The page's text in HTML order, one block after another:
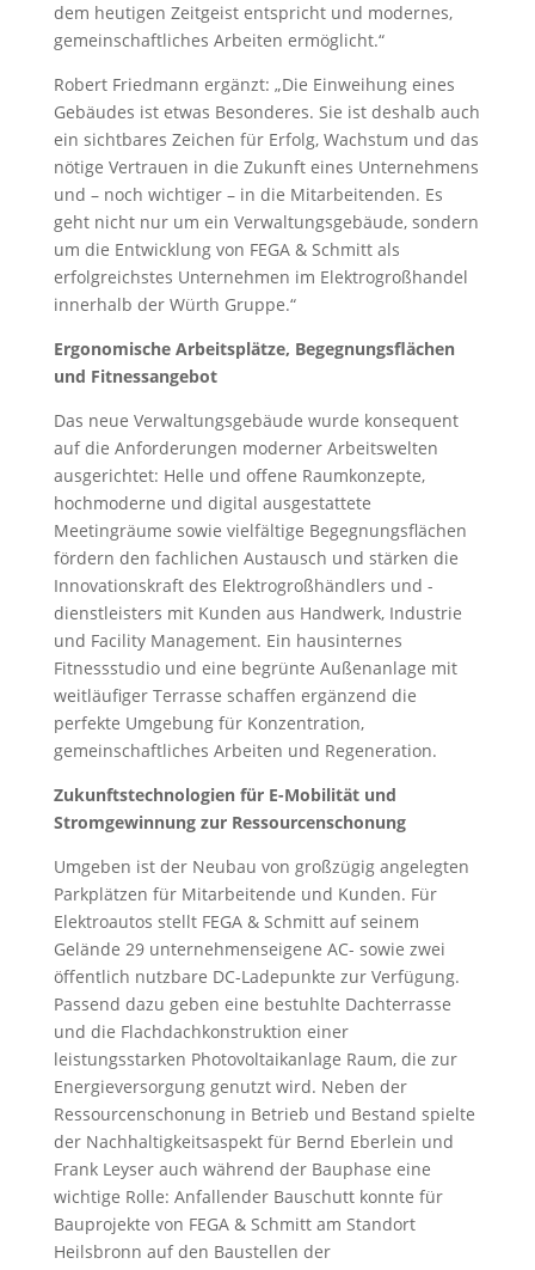
dem heutigen Zeitgeist entspricht und modernes,
gemeinschaftliches Arbeiten ermöglicht.“
Robert Friedmann ergänzt: „Die Einweihung eines
Gebäudes ist etwas Besonderes. Sie ist deshalb auch
ein sichtbares Zeichen für Erfolg, Wachstum und das
nötige Vertrauen in die Zukunft eines Unternehmens
und – noch wichtiger – in die Mitarbeitenden. Es
geht nicht nur um ein Verwaltungsgebäude, sondern
um die Entwicklung von FEGA & Schmitt als
erfolgreichstes Unternehmen im Elektrogroßhandel
innerhalb der Würth Gruppe.“
Ergonomische Arbeitsplätze, Begegnungsflächen
und Fitnessangebot
Das neue Verwaltungsgebäude wurde konsequent
auf die Anforderungen moderner Arbeitswelten
ausgerichtet: Helle und offene Raumkonzepte,
hochmoderne und digital ausgestattete
Meetingräume sowie vielfältige Begegnungsflächen
fördern den fachlichen Austausch und stärken die
Innovationskraft des Elektrogroßhändlers und -
dienstleisters mit Kunden aus Handwerk, Industrie
und Facility Management. Ein hausinternes
Fitnessstudio und eine begrünte Außenanlage mit
weitläufiger Terrasse schaffen ergänzend die
perfekte Umgebung für Konzentration,
gemeinschaftliches Arbeiten und Regeneration.
Zukunftstechnologien für E-Mobilität und
Stromgewinnung zur Ressourcenschonung
Umgeben ist der Neubau von großzügig angelegten
Parkplätzen für Mitarbeitende und Kunden. Für
Elektroautos stellt FEGA & Schmitt auf seinem
Gelände 29 unternehmenseigene AC- sowie zwei
öffentlich nutzbare DC-Ladepunkte zur Verfügung.
Passend dazu geben eine bestuhlte Dachterrasse
und die Flachdachkonstruktion einer
leistungsstarken Photovoltaikanlage Raum, die zur
Energieversorgung genutzt wird. Neben der
Ressourcenschonung in Betrieb und Bestand spielte
der Nachhaltigkeitsaspekt für Bernd Eberlein und
Frank Leyser auch während der Bauphase eine
wichtige Rolle: Anfallender Bauschutt konnte für
Bauprojekte von FEGA & Schmitt am Standort
Heilsbronn auf den Baustellen der